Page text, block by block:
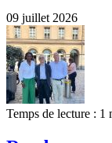
09 juillet 2026
Temps de lecture : 1